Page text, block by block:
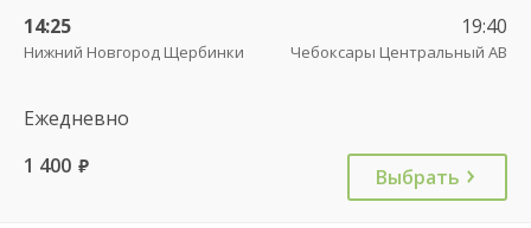
14:25
Нижний Новгород Щербинки
19:40
Чебоксары Центральный АВ
Ежедневно
1 400 руб. Выбрать